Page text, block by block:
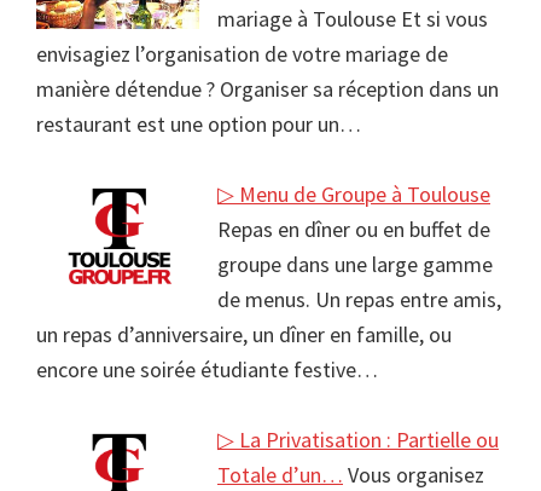
mariage à Toulouse Et si vous
envisagiez l’organisation de votre mariage de
manière détendue ? Organiser sa réception dans un
restaurant est une option pour un…
▷ Menu de Groupe à Toulouse
Repas en dîner ou en buffet de
groupe dans une large gamme
de menus. Un repas entre amis,
un repas d’anniversaire, un dîner en famille, ou
encore une soirée étudiante festive…
▷ La Privatisation : Partielle ou
Totale d’un… Vous organisez